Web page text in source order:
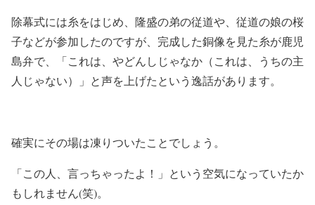
除幕式には糸をはじめ、隆盛の弟の従道や、従道の娘の桜
子などが参加したのですが、完成した銅像を見た糸が鹿児
島弁で、「これは、やどんしじゃなか（これは、うちの主
人じゃない）」と声を上げたという逸話があります。
確実にその場は凍りついたことでしょう。
「この人、言っちゃったよ！」という空気になっていたか
もしれません(笑)。